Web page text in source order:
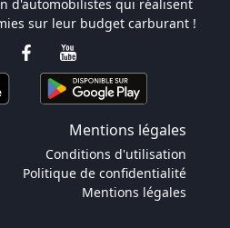
d'automobilistes qui réalisent
sur leur budget carburant !
Mentions légales
Conditions d'utilisation
Politique de confidentialité
Mentions légales